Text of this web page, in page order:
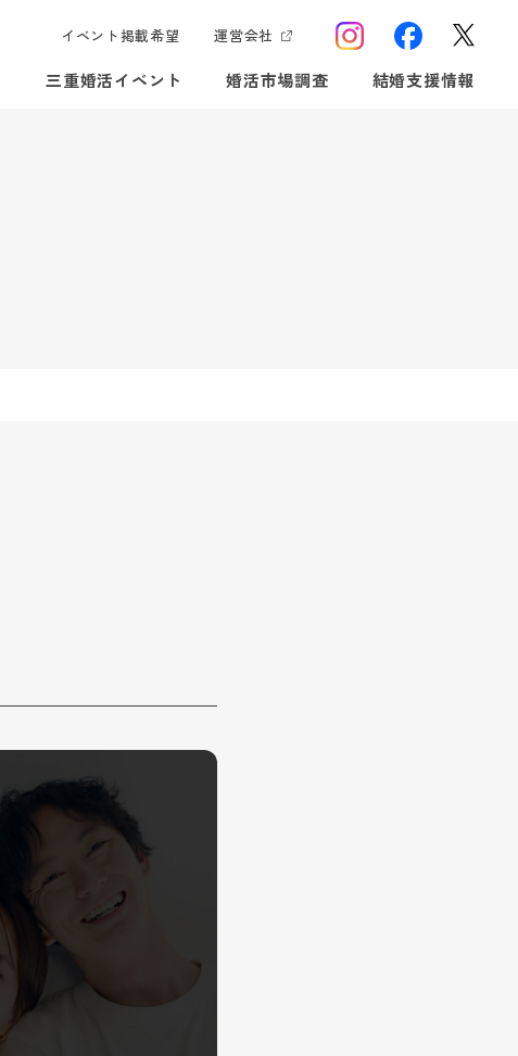
イベント掲載希望 運営会社
三重婚活イベント 婚活市場調査 結婚支援情報